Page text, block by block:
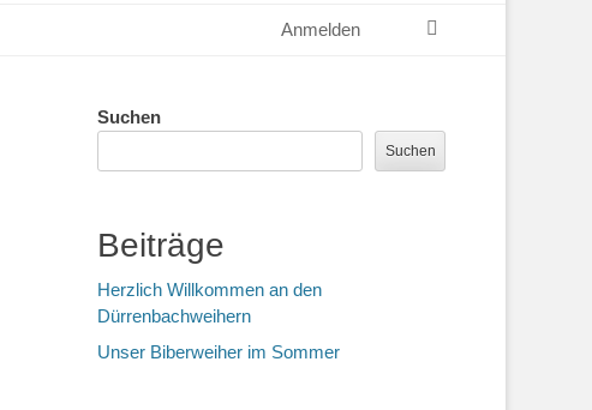
Anmelden
Suchen
Suchen
Beiträge
Herzlich Willkommen an den
Dürrenbachweihern
Unser Biberweiher im Sommer